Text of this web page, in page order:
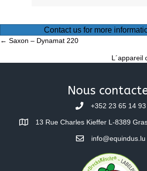
Contact us for more
Posts
navigation
← Saxon – Dynamat 220
L´appareil
Nous
+352 23 65 14 93
13 Rue Charles Kieffer L-8389
info@equindus.lu